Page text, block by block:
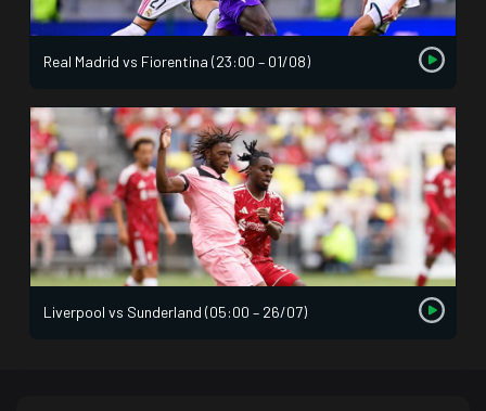
Real Madrid vs Fiorentina (23:00 – 01/08)
Liverpool vs Sunderland (05:00 – 26/07)